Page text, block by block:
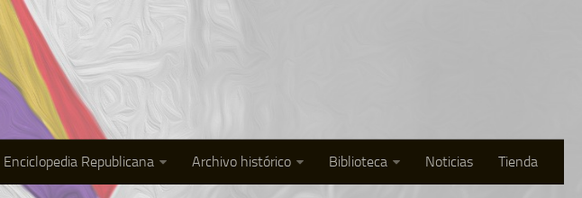
Enciclopedia Republicana Archivo histórico Biblioteca Noticias Tienda